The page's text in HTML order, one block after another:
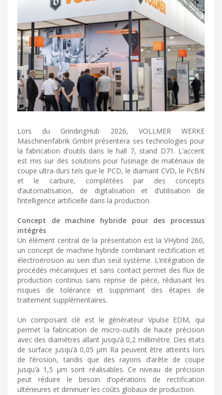
Lors du GrindingHub 2026, VOLLMER WERKE
Maschinenfabrik GmbH présentera ses technologies pour
la fabrication d’outils dans le hall 7, stand D71. L’accent
est mis sur des solutions pour l’usinage de matériaux de
coupe ultra-durs tels que le PCD, le diamant CVD, le PcBN
et le carbure, complétées par des concepts
d’automatisation, de digitalisation et d’utilisation de
l’intelligence artificielle dans la production.
Concept de machine hybride pour des processus
intégrés
Un élément central de la présentation est la VHybrid 260,
un concept de machine hybride combinant rectification et
électroérosion au sein d’un seul système. L’intégration de
procédés mécaniques et sans contact permet des flux de
production continus sans reprise de pièce, réduisant les
risques de tolérance et supprimant des étapes de
traitement supplémentaires.
Un composant clé est le générateur Vpulse EDM, qui
permet la fabrication de micro-outils de haute précision
avec des diamètres allant jusqu’à 0,2 millimètre. Des états
de surface jusqu’à 0,05 μm Ra peuvent être atteints lors
de l’érosion, tandis que des rayons d’arête de coupe
jusqu’à 1,5 μm sont réalisables. Ce niveau de précision
peut réduire le besoin d’opérations de rectification
ultérieures et diminuer les coûts globaux de production.